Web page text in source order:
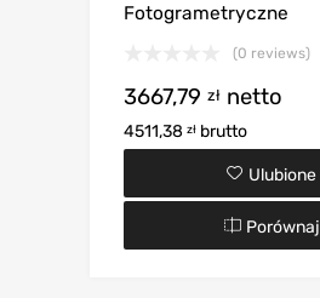
Fotogrametryczne
(0 reviews)
3667,79 zł netto
4511,38 zł brutto
Ulubione
Porównaj